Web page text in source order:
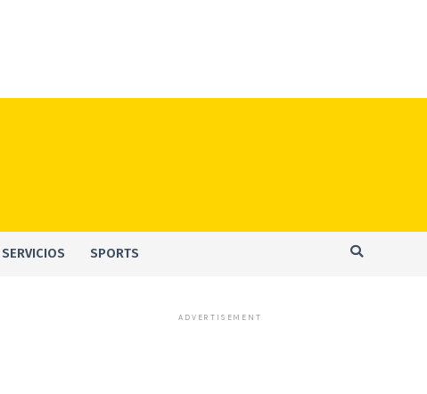
SERVICIOS SPORTS
ADVERTISEMENT